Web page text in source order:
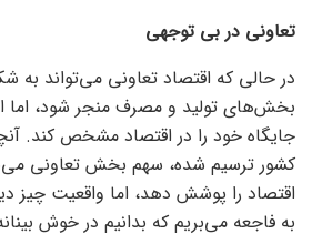
تعاونی در بی توجهی
در حالی که اقتصاد تعاونی می‌تواند به
بخش‌های تولید و مصرف منجر شود، اما
جایگاه خود را در اقتصاد مشخص کند.
اقتصاد را پوشش دهد، اما واقعیت
به فاجعه می‌بریم که بدانیم در خوش